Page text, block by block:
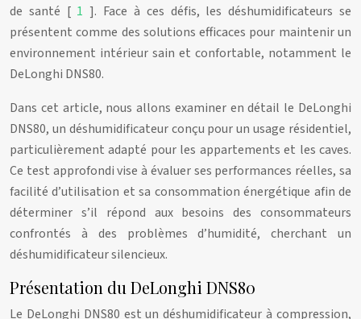
de santé [ 1 ]. Face à ces défis, les déshumidificateurs se
présentent comme des solutions efficaces pour maintenir un
environnement intérieur sain et confortable, notamment le
DeLonghi DNS80.
Dans cet article, nous allons examiner en détail le DeLonghi
DNS80, un déshumidificateur conçu pour un usage résidentiel,
particulièrement adapté pour les appartements et les caves.
Ce test approfondi vise à évaluer ses performances réelles, sa
facilité d’utilisation et sa consommation énergétique afin de
déterminer s’il répond aux besoins des consommateurs
confrontés à des problèmes d’humidité, cherchant un
déshumidificateur silencieux.
Présentation du DeLonghi DNS80
Le DeLonghi DNS80 est un déshumidificateur à compression,